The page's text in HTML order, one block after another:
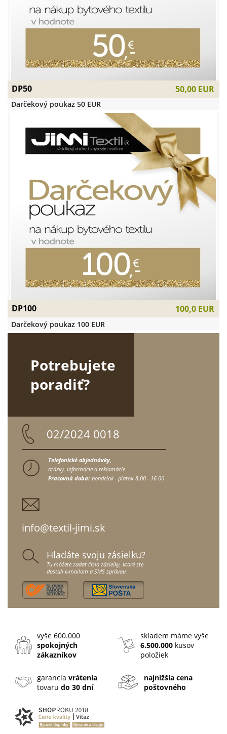
DP50 50,00 EUR
Darčekový poukaz 50 EUR
DP100 100,0 EUR
Darčekový poukaz 100 EUR
Potrebujete
poradiť?
02/2024 0018
Telefonické objednávky,
otázky, informácie a reklamácie
Pracovná doba: pondelok - piatok 8.00 - 16.00
info@textil-jimi.sk
Hladáte svoju zásielku?
Tu môžete zadať číslo zásielky, ktoré ste
dostali e-mailom a SMS správou.
vyše 600.000
spokojných
zákazníkov
skladem máme vyše
6.500.000 kusov
položiek
garanciavrátenia
tovarudo 30 dní
najnižšia cena
poštovného